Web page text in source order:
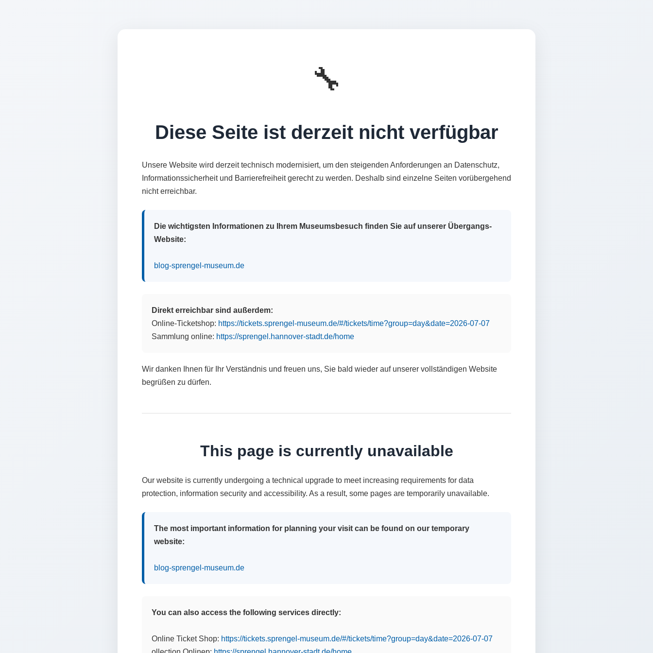
🔧
Diese Seite ist derzeit nicht verfügbar
Unsere Website wird derzeit technisch modernisiert, um den steigenden Anforderungen an Datenschutz,
Informationssicherheit und Barrierefreiheit gerecht zu werden. Deshalb sind einzelne Seiten vorübergehend
nicht erreichbar.
Die wichtigsten Informationen zu Ihrem Museumsbesuch finden Sie auf unserer Übergangs-
Website:
blog-sprengel-museum.de
Direkt erreichbar sind außerdem:
Online-Ticketshop: https://tickets.sprengel-museum.de/#/tickets/time?group=day&date=2026-07-07
Sammlung online: https://sprengel.hannover-stadt.de/home
Wir danken Ihnen für Ihr Verständnis und freuen uns, Sie bald wieder auf unserer vollständigen Website
begrüßen zu dürfen.
This page is currently unavailable
Our website is currently undergoing a technical upgrade to meet increasing requirements for data
protection, information security and accessibility. As a result, some pages are temporarily unavailable.
The most important information for planning your visit can be found on our temporary
website:
blog-sprengel-museum.de
You can also access the following services directly:
Online Ticket Shop: https://tickets.sprengel-museum.de/#/tickets/time?group=day&date=2026-07-07